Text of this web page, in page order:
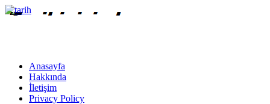
Anasayfa
Hakkında
İletişim
Privacy Policy